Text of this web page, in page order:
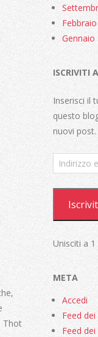
Thot
Gennaio
ISCRIVITI
Inserisci il
questo
nuovi post.
Indirizzo
email
Unisciti a
META
Accedi
Feed
Feed